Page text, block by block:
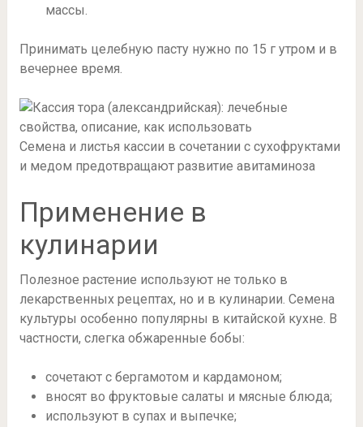
массы.
Принимать целебную пасту нужно по 15 г утром и в
вечернее время.
Семена и листья кассии в сочетании с сухофруктами
и медом предотвращают развитие авитаминоза
Применение в
кулинарии
Полезное растение используют не только в
лекарственных рецептах, но и в кулинарии. Семена
культуры особенно популярны в китайской кухне. В
частности, слегка обжаренные бобы:
сочетают с бергамотом и кардамоном;
вносят во фруктовые салаты и мясные блюда;
используют в супах и выпечке;